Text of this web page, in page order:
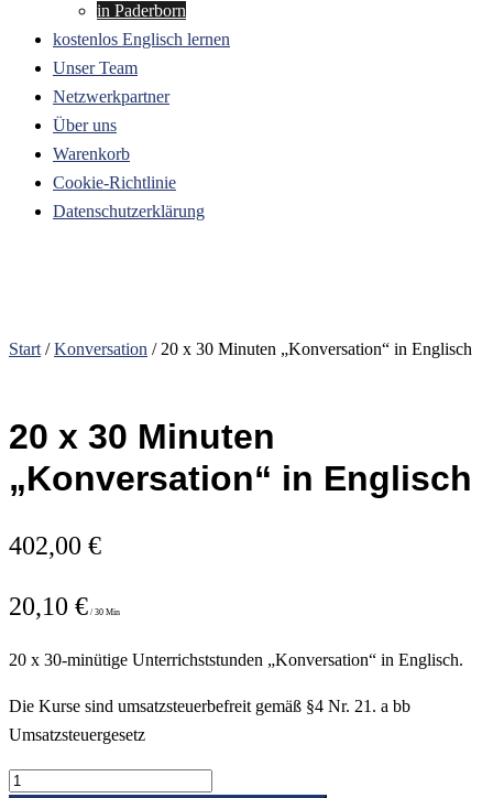
in Paderborn
kostenlos Englisch lernen
Unser Team
Netzwerkpartner
Über uns
Warenkorb
Cookie-Richtlinie
Datenschutzerklärung
Start /Konversation / 20 x 30 Minuten „Konversation“ in Englisch
20 x 30 Minuten
„Konversation“ in Englisch
402,00 €
20,10 € / 30 Min
20 x 30-minütige Unterrichststunden „Konversation“ in Englisch.
Die Kurse sind umsatzsteuerbefreit gemäß §4 Nr. 21. a bb
Umsatzsteuergesetz
20